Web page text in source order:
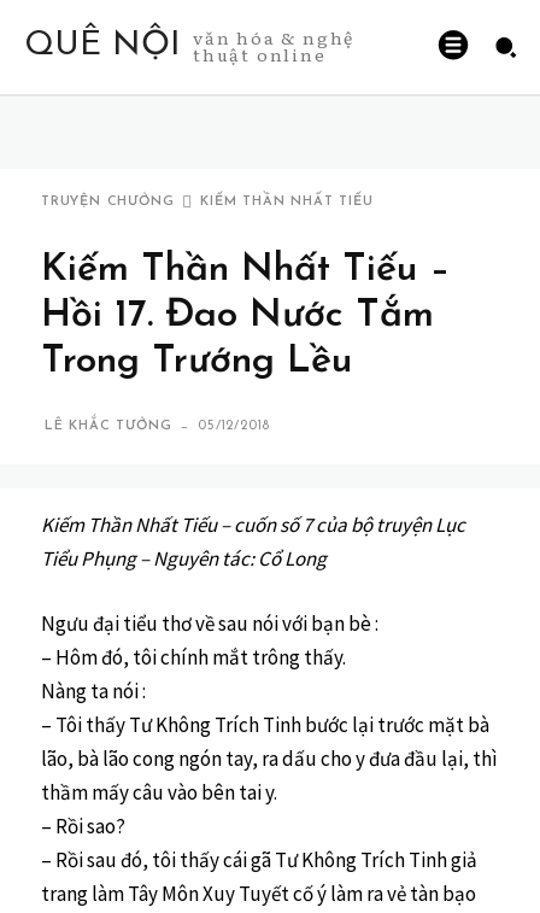
QUÊ NỘI văn hóa & nghệ
thuật online
TRUYỆN CHƯỞNG KIẾM THẦN NHẤT TIẾU
Kiếm Thần Nhất Tiếu –
Hồi 17. Đao Nước Tắm
Trong Trướng Lều
LÊ KHẮC TƯỞNG - 05/12/2018
Kiếm Thần Nhất Tiếu – cuốn số 7 của bộ truyện Lục
Tiểu Phụng – Nguyên tác: Cổ Long
Ngưu đại tiểu thơ về sau nói với bạn bè :
– Hôm đó, tôi chính mắt trông thấy.
Nàng ta nói :
– Tôi thấy Tư Không Trích Tinh bước lại trước mặt bà
lão, bà lão cong ngón tay, ra dấu cho y đưa đầu lại, thì
thầm mấy câu vào bên tai y.
– Rồi sao?
– Rồi sau đó, tôi thấy cái gã Tư Không Trích Tinh giả
trang làm Tây Môn Xuy Tuyết cố ý làm ra vẻ tàn bạo